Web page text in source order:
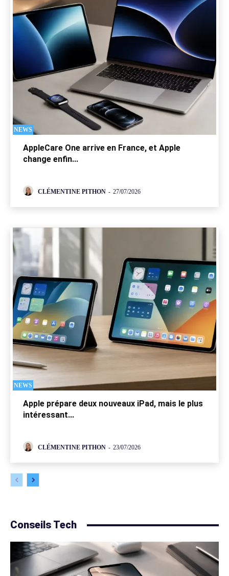
NEWS
AppleCare One arrive en France, et Apple
change enfin...
CLÉMENTINE PITHON - 27/07/2026
NEWS
Apple prépare deux nouveaux iPad, mais le plus
intéressant...
CLÉMENTINE PITHON - 23/07/2026
Conseils Tech